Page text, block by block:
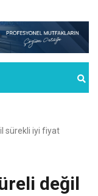
sürekli iyi fiyat
değil